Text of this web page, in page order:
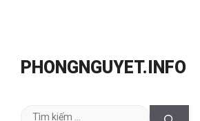
PHONGNGUYET.INFO
Tìm